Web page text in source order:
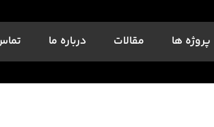
پروژه ها مقالات درباره ما